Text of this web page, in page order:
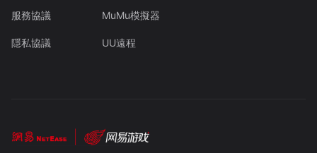
服務協議
隱私協議
MuMu模擬器
UU遠程